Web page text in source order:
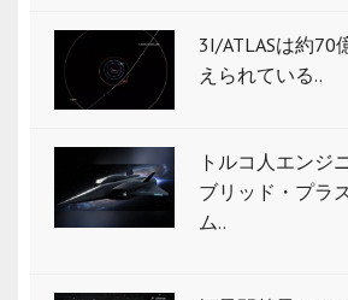
3I/ATLASは約70
えられている..
トルコ人エンジ
ブリッド・プラ
ム..